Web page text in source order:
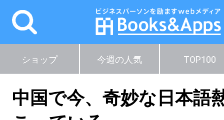
ショップ 今週の人気 TOP100
中国で今、奇妙な日本語